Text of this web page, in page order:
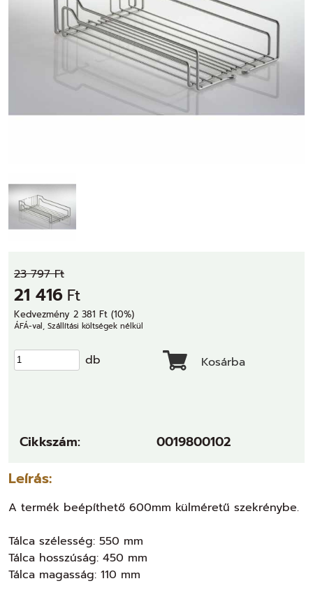
23 797 Ft
21 416 Ft
Kedvezmény 2 381 Ft (10%)
ÁFÁ-val, Szállítási költségek nélkül
db Kosárba
Leírás:
A termék beépíthető 600mm külméretű szekrénybe.
Tálca szélesség: 550 mm
Tálca hosszúság: 450 mm
Tálca magasság: 110 mm
Cikkszám: 0019800102